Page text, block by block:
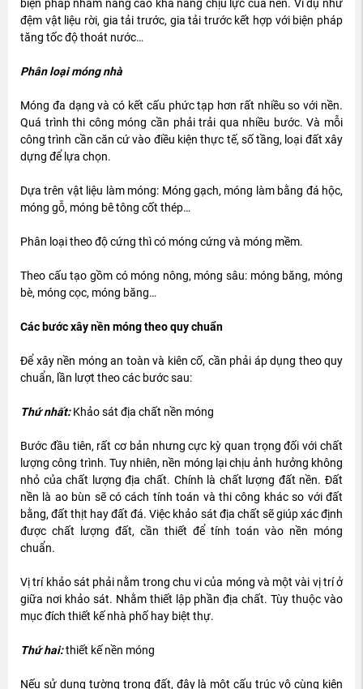
biện pháp nhằm nâng cao khả năng chịu lực của nền. Ví dụ như
đệm vật liệu rời, gia tải trước, gia tải trước kết hợp với biện pháp
tăng tốc độ thoát nước…
Phân loại móng nhà
Móng đa dạng và có kết cấu phức tạp hơn rất nhiều so với nền.
Quá trình thi công móng cần phải trải qua nhiều bước. Và mỗi
công trình cần căn cứ vào điều kiện thực tế, số tầng, loại đất xây
dựng để lựa chọn.
Dựa trên vật liệu làm móng: Móng gạch, móng làm bằng đá hộc,
móng gỗ, móng bê tông cốt thép…
Phân loại theo độ cứng thì có móng cứng và móng mềm.
Theo cấu tạo gồm có móng nông, móng sâu: móng băng, móng
bè, móng cọc, móng băng…
Các bước xây nền móng theo quy chuẩn
Để xây nền móng an toàn và kiên cố, cần phải áp dụng theo quy
chuẩn, lần lượt theo các bước sau:
Thứ nhất:Khảo sát địa chất nền móng
Bước đầu tiên, rất cơ bản nhưng cực kỳ quan trọng đối với chất
lượng công trình. Tuy nhiên, nền móng lại chịu ảnh hưởng không
nhỏ của chất lượng địa chất. Chính là chất lượng đất nền. Đất
nền là ao bùn sẽ có cách tính toán và thi công khác so với đất
bằng, đất thịt hay đất đá. Việc khảo sát địa chất sẽ giúp xác định
được chất lượng đất, cần thiết để tính toán vào nền móng
chuẩn.
Vị trí khảo sát phải nằm trong chu vi của móng và một vài vị trí ở
giữa nơi khảo sát. Nhằm thiết lập phần địa chất. Tùy thuộc vào
mục đích thiết kế nhà phố hay biệt thự.
Thứ hai:thiết kế nền móng
Nếu sử dụng tường trong đất, đây là một cấu trúc vô cùng kiên